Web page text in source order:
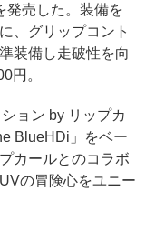
発売した。装備を
、グリップコント
装備し走破性を向
円。
ョン by リップカ
BlueHDi」をベー
カールとのコラボ
の冒険心をユニー